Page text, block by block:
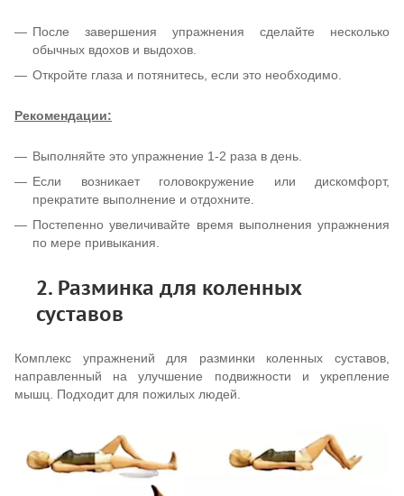
После завершения упражнения сделайте несколько
обычных вдохов и выдохов.
Откройте глаза и потянитесь, если это необходимо.
Рекомендации:
Выполняйте это упражнение 1-2 раза в день.
Если возникает головокружение или дискомфорт,
прекратите выполнение и отдохните.
Постепенно увеличивайте время выполнения упражнения
по мере привыкания.
2. Разминка для коленных
суставов
Комплекс упражнений для разминки коленных суставов,
направленный на улучшение подвижности и укрепление
мышц. Подходит для пожилых людей.